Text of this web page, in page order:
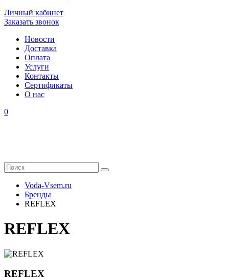
Личный кабинет
Заказать звонок
Новости
Доставка
Оплата
Услуги
Контакты
Cертификаты
О нас
0
Voda-Vsem.ru
Бренды
REFLEX
REFLEX
REFLEX